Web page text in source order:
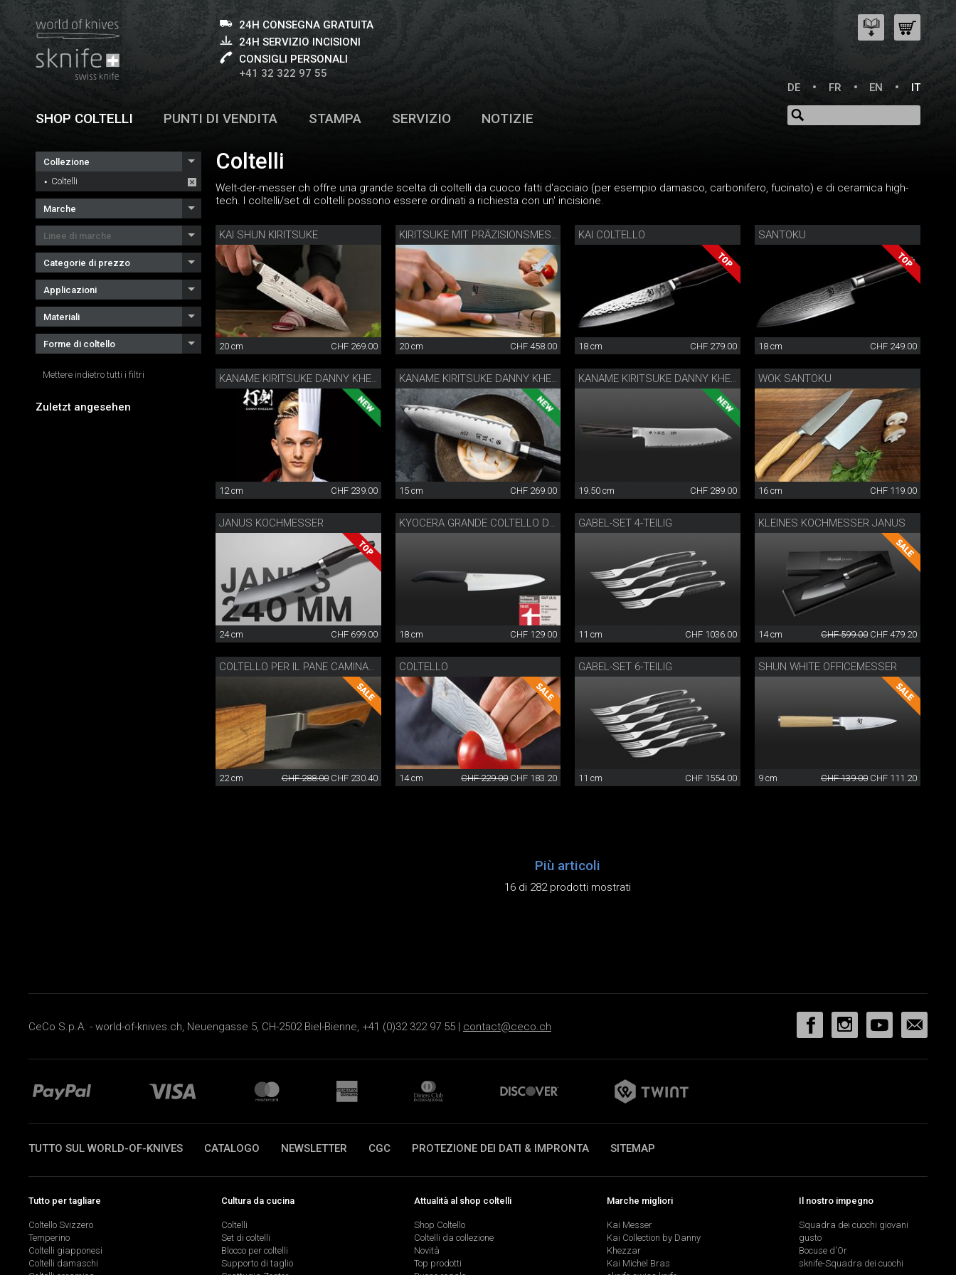
24H CONSEGNA GRATUITA
24H SERVIZIO INCISIONI
CONSIGLI PERSONALI
+41 32 322 97 55
DE
FR EN IT
SHOP COLTELLI PUNTI DI VENDITA STAMPA SERVIZIO NOTIZIE
Collezione
Coltelli
Marche
Linee di marche
Categorie di prezzo
Applicazioni
Materiali
Forme di coltello
Mettere indietro tutti i filtri
Zuletzt angesehen
Coltelli
Welt-der-messer.ch offre una grande scelta di coltelli da cuoco fatti d'acciaio (per esempio damasco, carbonifero, fucinato) e di ceramica high-
tech. I coltelli/set di coltelli possono essere ordinati a richiesta con un' incisione.
KAI SHUN KIRITSUKE
20 cm CHF 269.00
KIRITSUKE MIT PRÄZISIONSMESSERSCHÄRFER
20 cm CHF 458.00
KAI COLTELLO
18 cm CHF 279.00
SANTOKU
18 cm CHF 249.00
KANAME KIRITSUKE DANNY KHEZZAR 12 CM
12 cm CHF 239.00
KANAME KIRITSUKE DANNY KHEZZAR 15 CM
15 cm CHF 269.00
KANAME KIRITSUKE DANNY KHEZZAR 19.5 CM
19.50 cm CHF 289.00
WOK SANTOKU
16 cm CHF 119.00
JANUS KOCHMESSER
24 cm CHF 699.00 18 cm CHF 129.00
GABEL-SET 4-TEILIG
11 cm CHF 1036.00
KLEINES KOCHMESSER JANUS
14 cm CHF 599.00 CHF 479.20
COLTELLO PER IL PANE CAMINADA CON FODERA DI LEGNO
22 cm CHF 288.00 CHF 230.40
COLTELLO
14 cm CHF 229.00 CHF 183.20
GABEL-SET 6-TEILIG
11 cm CHF 1554.00
SHUN WHITE OFFICEMESSER
9 cm CHF 139.00 CHF 111.20
Più articoli
16 di 282 prodotti mostrati
CeCo S.p.A. - world-of-knives.ch, Neuengasse 5, CH-2502 Biel-Bienne, +41 (0)32 322 97 55 | contact@ceco.ch
TUTTO SUL WORLD-OF-KNIVES CATALOGO NEWSLETTER CGC PROTEZIONE DEI DATI & IMPRONTA SITEMAP
Tutto per tagliare
Coltello Svizzero
Temperino
Coltelli giapponesi
Coltelli damaschi
Cultura da cucina
Coltelli
Set di coltelli
Blocco per coltelli
Supporto di taglio
Attualità al shop coltelli
Shop Coltello
Coltelli da collezione
Novità
Top prodotti
Marche migliori
Kai Messer
Kai Collection by Danny
Khezzar
Kai Michel Bras
Il nostro impegno
Squadra dei cuochi giovani
gusto
Bocuse d'Or
sknife-Squadra dei cuochi